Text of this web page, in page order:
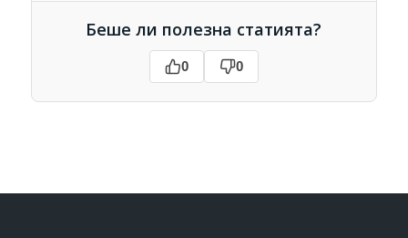
Беше ли полезна статията?
0 0